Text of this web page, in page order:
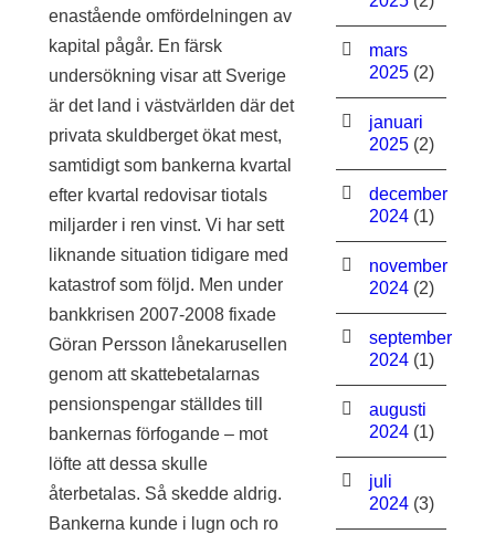
enastående omfördelningen av
kapital pågår. En färsk
undersökning visar att Sverige
är det land i västvärlden där det
privata skuldberget ökat mest,
samtidigt som bankerna kvartal
efter kvartal redovisar tiotals
miljarder i ren vinst. Vi har sett
liknande situation tidigare med
katastrof som följd. Men under
bankkrisen 2007-2008 fixade
Göran Persson lånekarusellen
genom att skattebetalarnas
pensionspengar ställdes till
bankernas förfogande – mot
löfte att dessa skulle
återbetalas. Så skedde aldrig.
Bankerna kunde i lugn och ro
mars
2025 (2)
januari
2025 (2)
december
2024 (1)
november
2024 (2)
september
2024 (1)
augusti
2024 (1)
juli
2024 (3)